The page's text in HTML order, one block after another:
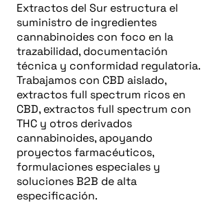
Extractos del Sur estructura el
suministro de ingredientes
cannabinoides con foco en la
trazabilidad, documentación
técnica y conformidad regulatoria.
Trabajamos con CBD aislado,
extractos full spectrum ricos en
CBD, extractos full spectrum con
THC y otros derivados
cannabinoides, apoyando
proyectos farmacéuticos,
formulaciones especiales y
soluciones B2B de alta
especificación.